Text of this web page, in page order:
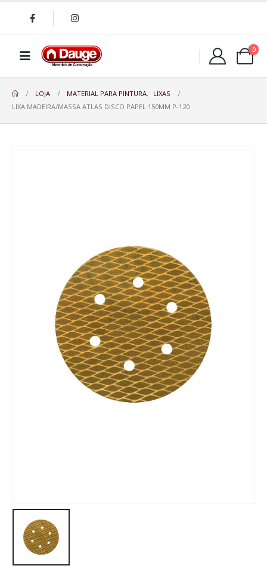
0
LOJA MATERIAL PARA PINTURA,
LIXAS
LIXA MADEIRA/MASSA ATLAS DISCO PAPEL 150MM P-120